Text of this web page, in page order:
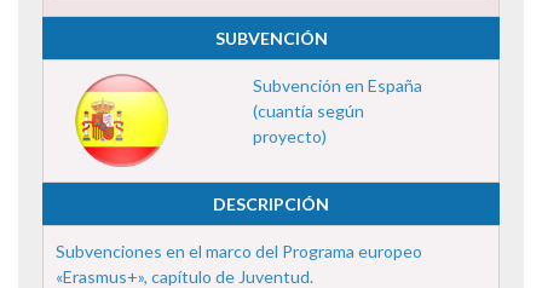
SUBVENCIÓN
Subvención en España
(cuantía según
proyecto)
DESCRIPCIÓN
Subvenciones en el marco del Programa europeo
«Erasmus+», capítulo de Juventud.